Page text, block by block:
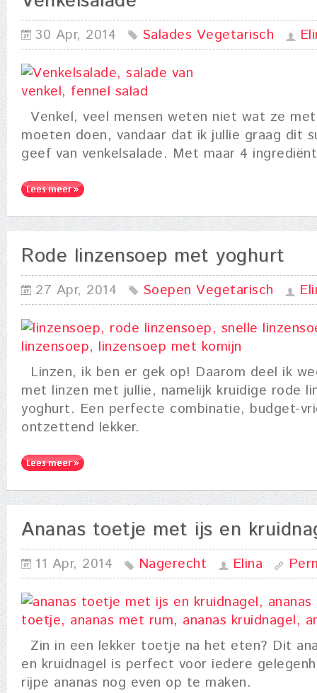
30 Apr, 2014 Salades Vegetarisch
Venkel, veel mensen weten niet wat ze
moeten doen, vandaar dat ik jullie graag dit
geef van venkelsalade. Met maar 4
Rode linzensoep met yoghurt
27 Apr, 2014 Soepen Vegetarisch
Linzen, ik ben er gek op! Daarom deel ik
met linzen met jullie, namelijk kruidige rode
yoghurt. Een perfecte combinatie, budget-
ontzettend lekker.
Ananas toetje met ijs en
11 Apr, 2014 Nagerecht Elina
Zin in een lekker toetje na het eten? Dit
en kruidnagel is perfect voor iedere
rijpe ananas nog even op te maken.